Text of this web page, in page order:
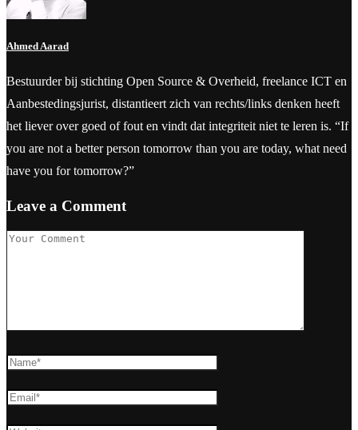
Ahmed Aarad
Bestuurder bij stichting Open Source & Overheid, freelance ICT en
Aanbestedingsjurist, distantieert zich van rechts/links denken heeft
het liever over goed of fout en vindt dat integriteit niet te leren is. “If
you are not a better person tomorrow than you are today, what need
have you for tomorrow?”
Leave a Comment